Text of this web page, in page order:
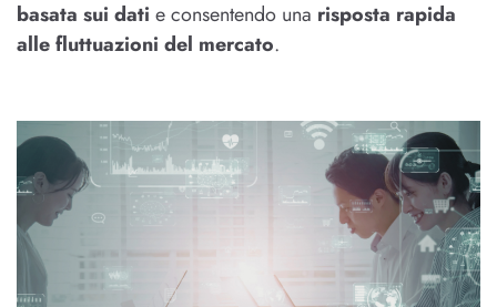
basata sui dati e consentendo una risposta rapida
alle fluttuazioni del mercato.